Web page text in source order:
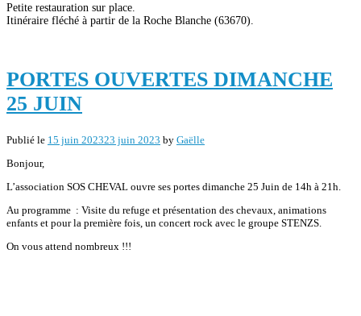
Petite restauration sur place.
Itinéraire fléché à partir de la Roche Blanche (63670).
PORTES OUVERTES DIMANCHE
25 JUIN
Publié le 15 juin 202323 juin 2023 by Gaëlle
Bonjour,
L’association SOS CHEVAL ouvre ses portes dimanche 25 Juin de 14h à 21h.
Au programme : Visite du refuge et présentation des chevaux, animations
enfants et pour la première fois, un concert rock avec le groupe STENZS.
On vous attend nombreux !!!